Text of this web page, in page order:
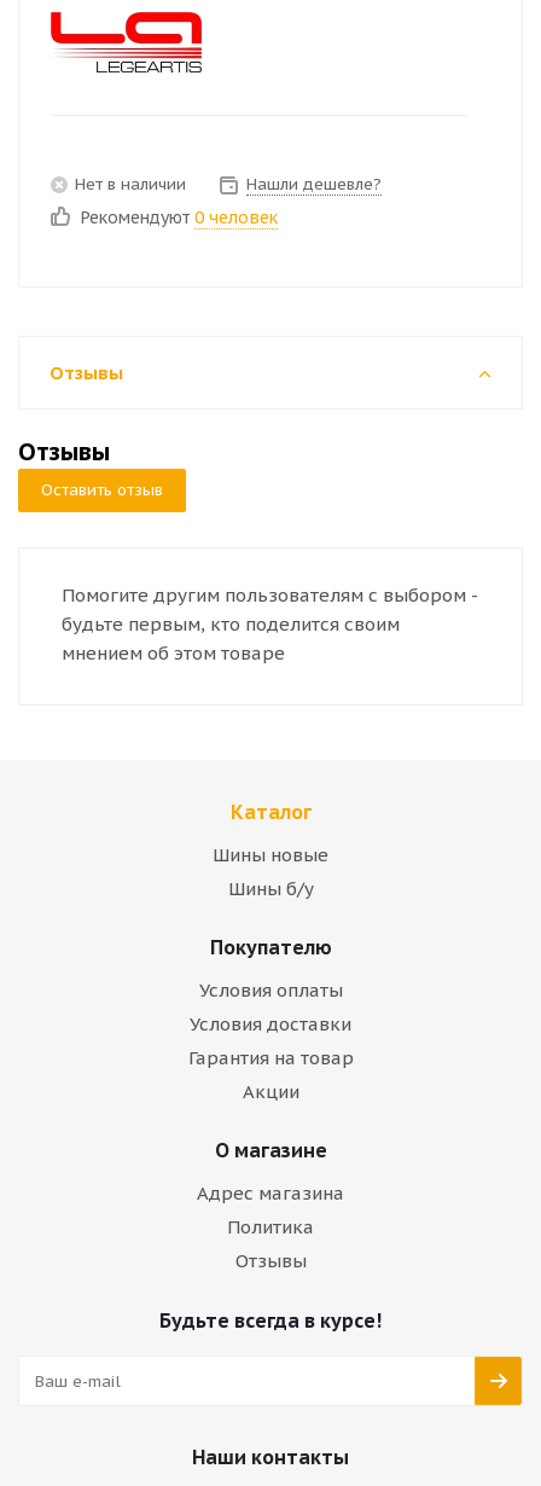
Нет в наличии Нашли дешевле?
Рекомендуют 0 человек
Отзывы
Отзывы
Оставить отзыв
Помогите другим пользователям с выбором -
будьте первым, кто поделится своим
мнением об этом товаре
Каталог
Шины новые
Шины б/у
Покупателю
Условия оплаты
Условия доставки
Гарантия на товар
Акции
О магазине
Адрес магазина
Политика
Отзывы
Будьте всегда в курсе!
Наши контакты